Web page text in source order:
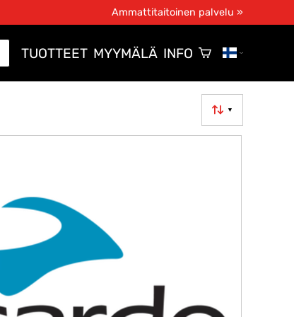
Ammattitaitoinen palvelu »
TUOTTEET MYYMÄLÄ INFO
▼